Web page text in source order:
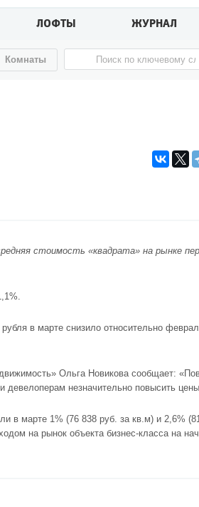
ЛОФТЫ ЖУРНАЛ
Комнаты
стоимость «квадрата» на рынке
в марте снизило относительно
Ольга Новикова сообщает:
девелоперам незначительно повысить
в марте 1% (76 838 руб. за кв.м) и 2,6%
на рынок объекта бизнес-класса на